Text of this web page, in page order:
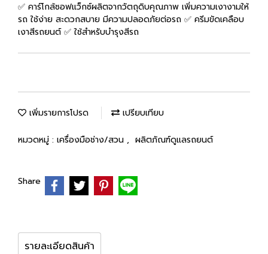
✅ คาร์โกล้ซอฟแว็กซ์ผลิตจากวัตถุดิบคุณภาพ เพิ่มความเงางามให้
รถ ใช้ง่าย สะดวกสบาย มีความปลอดภัยต่อรถ ✅ ครีมขัดเคลือบ
เงาสีรถยนต์ ✅ ใช้สำหรับบำรุงสีรถ
เพิ่มรายการโปรด เปรียบเทียบ
หมวดหมู่ : เครื่องมือช่าง/สวน , ผลิตภัณฑ์ดูแลรถยนต์
Share
รายละเอียดสินค้า